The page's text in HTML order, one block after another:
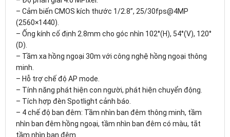
– Cảm biến CMOS kích thước 1/2.8”, 25/30fps@4MP
(2560×1440).
– Ống kính cố định 2.8mm cho góc nhìn 102°(H), 54°(V), 120°
(D).
– Tầm xa hồng ngoại 30m với công nghệ hồng ngoại thông
minh.
– Hỗ trợ chế độ AP mode.
– Tính năng phát hiện con người, phát hiện chuyển động.
– Tích hợp đèn Spotlight cảnh báo.
– 4 chế độ ban đêm: Tầm nhìn ban đêm thông minh, tầm
nhìn ban đêm hồng ngoại, tầm nhìn ban đêm có màu, tắt
tầm nhìn ban đêm